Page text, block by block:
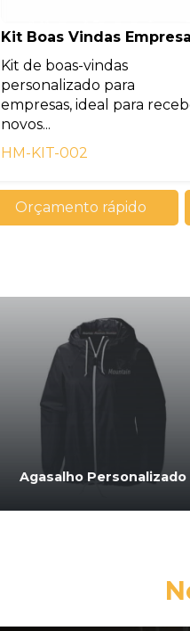
Kit Boas Vindas Empresa
Kit de boas-vindas
personalizado para
empresas, ideal para
novos...
HM-KIT-002
Orçamento rápido
Agasalho Personalizado